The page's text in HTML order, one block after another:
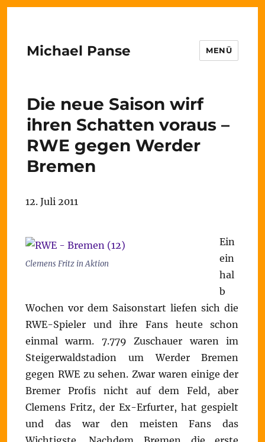
Michael Panse MENÜ
Die neue Saison wirf
ihren Schatten voraus –
RWE gegen Werder
Bremen
12. Juli 2011
Clemens Fritz in Aktion
Ein
ein
hal
b
Wochen vor dem Saisonstart liefen sich die
RWE-Spieler und ihre Fans heute schon
einmal warm. 7.779 Zuschauer waren im
Steigerwaldstadion um Werder Bremen
gegen RWE zu sehen. Zwar waren einige der
Bremer Profis nicht auf dem Feld, aber
Clemens Fritz, der Ex-Erfurter, hat gespielt
und das war den meisten Fans das